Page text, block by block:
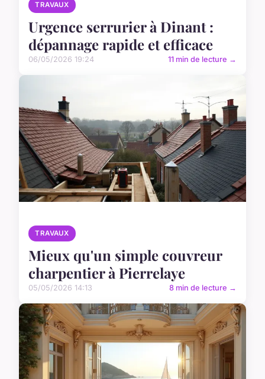
TRAVAUX
Urgence serrurier à Dinant :
dépannage rapide et efficace
06/05/2026 19:24 11 min de lecture →
TRAVAUX
Mieux qu'un simple couvreur
charpentier à Pierrelaye
05/05/2026 14:13 8 min de lecture →